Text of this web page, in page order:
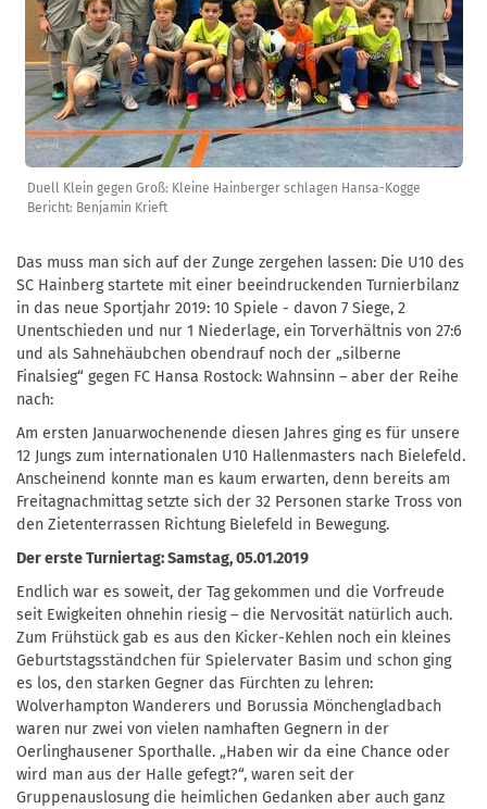
Duell Klein gegen Groß: Kleine Hainberger schlagen Hansa-Kogge
Bericht: Benjamin Krieft
Das muss man sich auf der Zunge zergehen lassen: Die U10 des
SC Hainberg startete mit einer beeindruckenden Turnierbilanz
in das neue Sportjahr 2019: 10 Spiele - davon 7 Siege, 2
Unentschieden und nur 1 Niederlage, ein Torverhältnis von 27:6
und als Sahnehäubchen obendrauf noch der „silberne
Finalsieg“ gegen FC Hansa Rostock: Wahnsinn – aber der Reihe
nach:
Am ersten Januarwochenende diesen Jahres ging es für unsere
12 Jungs zum internationalen U10 Hallenmasters nach Bielefeld.
Anscheinend konnte man es kaum erwarten, denn bereits am
Freitagnachmittag setzte sich der 32 Personen starke Tross von
den Zietenterrassen Richtung Bielefeld in Bewegung.
Der erste Turniertag: Samstag, 05.01.2019
Endlich war es soweit, der Tag gekommen und die Vorfreude
seit Ewigkeiten ohnehin riesig – die Nervosität natürlich auch.
Zum Frühstück gab es aus den Kicker-Kehlen noch ein kleines
Geburtstagsständchen für Spielervater Basim und schon ging
es los, den starken Gegner das Fürchten zu lehren:
Wolverhampton Wanderers und Borussia Mönchengladbach
waren nur zwei von vielen namhaften Gegnern in der
Oerlinghausener Sporthalle. „Haben wir da eine Chance oder
wird man aus der Halle gefegt?“, waren seit der
Gruppenauslosung die heimlichen Gedanken aber auch ganz